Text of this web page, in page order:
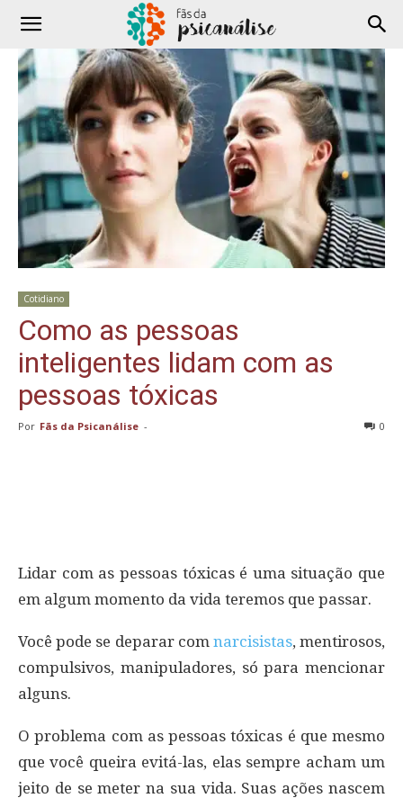
Cotidiano
Como as pessoas
inteligentes lidam com as
pessoas tóxicas
Por Fãs da Psicanálise - 0
Lidar com as pessoas tóxicas é uma situação que
em algum momento da vida teremos que passar.
Você pode se deparar com narcisistas, mentirosos,
compulsivos, manipuladores, só para mencionar
alguns.
O problema com as pessoas tóxicas é que mesmo
que você queira evitá-las, elas sempre acham um
jeito de se meter na sua vida. Suas ações nascem